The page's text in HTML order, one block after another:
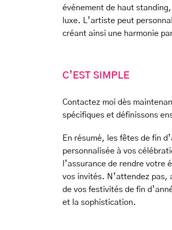
événement de haut
luxe. L’artiste peut
créant ainsi une harmonie
C’EST SIMPLE
Contactez moi dès
spécifiques et définissons
En résumé, les fêtes de fin
personnalisée à vos
l’assurance de rendre
vos invités. N’attendez
de vos festivités de fin
et la sophistication.